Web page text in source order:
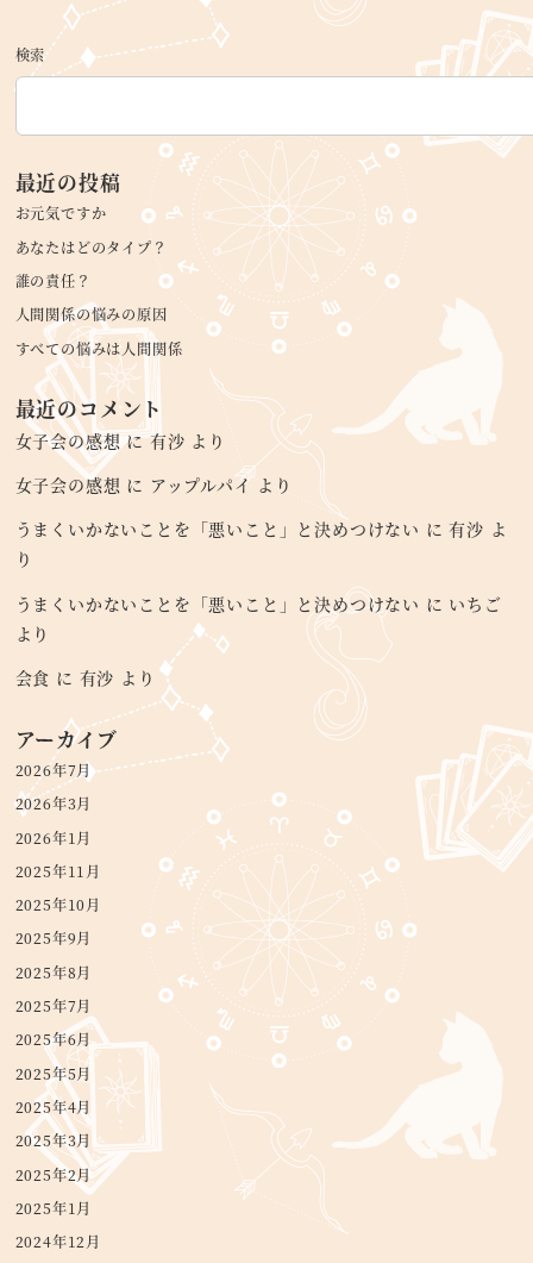
検索
最近の投稿
お元気ですか
あなたはどのタイプ？
誰の責任？
人間関係の悩みの原因
すべての悩みは人間関係
最近のコメント
女子会の感想 に有沙 より
女子会の感想 に アップルパイより
うまくいかないことを「悪いこと」と決めつけない に有沙 よ
り
うまくいかないことを「悪いこと」と決めつけない に いちご
より
会食 に 有沙 より
アーカイブ
2026年7月
2026年3月
2026年1月
2025年11月
2025年10月
2025年9月
2025年8月
2025年7月
2025年6月
2025年5月
2025年4月
2025年3月
2025年2月
2025年1月
2024年12月